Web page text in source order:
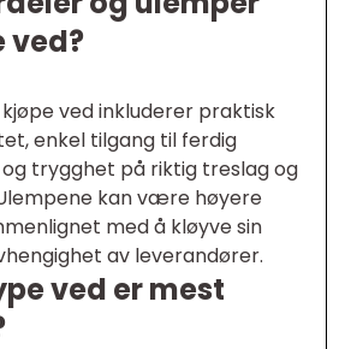
ved?
ved inkluderer praktisk
enkel tilgang til ferdig
trygghet på riktig treslag og
kan være høyere
med å kløyve sin
av leverandører.
ved er mest